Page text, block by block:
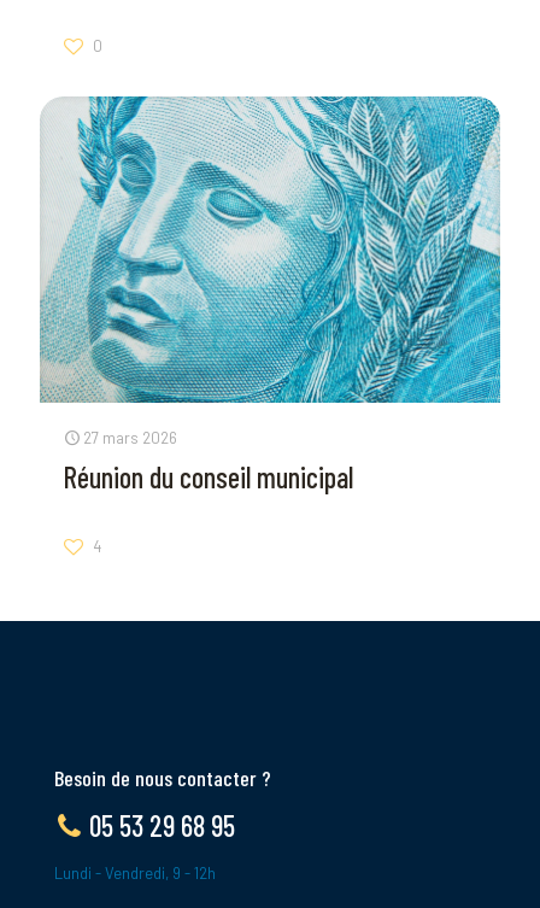
0
27 mars 2026
Réunion du conseil municipal
4
Besoin de nous contacter ?
05 53 29 68 95
Lundi - Vendredi, 9 - 12h